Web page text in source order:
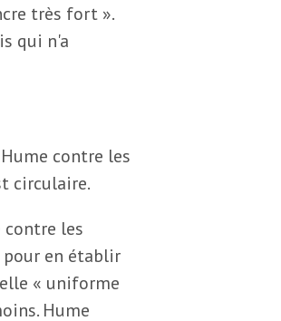
très fort ».
qui n'a
contre les
circulaire.
les
pour en établir
« uniforme
Hume